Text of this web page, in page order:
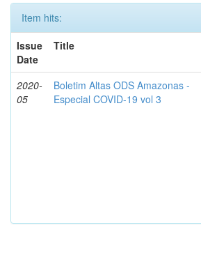
Item hits:
Issue
Date
Title
2020-
05
Boletim Altas ODS Amazonas -
Especial COVID-19 vol 3